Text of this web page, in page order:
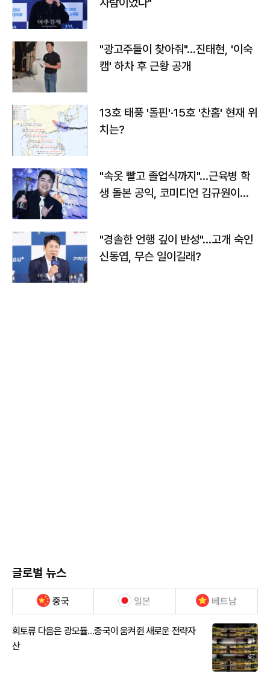
사람이었다"
"광고주들이 찾아줘"…진태현, '이숙
캠' 하차 후 근황 공개
13호 태풍 '돌핀'·15호 '찬홈' 현재 위
치는?
"속옷 빨고 졸업식까지"…근육병 학
생 돌본 공익, 코미디언 김규원이었
"경솔한 언행 깊이 반성"…고개 숙인
신동엽, 무슨 일이길래?
글로벌 뉴스
중국 일본 베트남
희토류 다음은 광모듈…중국이 움켜쥔 새로운 전략자
산